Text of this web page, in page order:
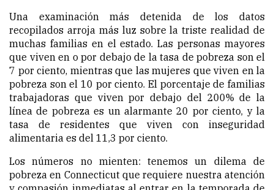
Una examinación más detenida de los datos
recopilados arroja más luz sobre la triste realidad de
muchas familias en el estado. Las personas mayores
que viven en o por debajo de la tasa de pobreza son el
7 por ciento, mientras que las mujeres que viven en la
pobreza son el 10 por ciento. El porcentaje de familias
trabajadoras que viven por debajo del 200% de la
línea de pobreza es un alarmante 20 por ciento, y la
tasa de residentes que viven con inseguridad
alimentaria es del 11,3 por ciento.
Los números no mienten: tenemos un dilema de
pobreza en Connecticut que requiere nuestra atención